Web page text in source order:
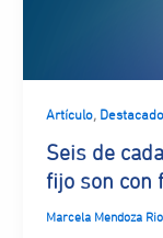
Artículo, Destacado
Seis de
fijo son con
Marcela Mendoza